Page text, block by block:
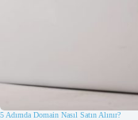
5 Adımda Domain Nasıl Satın Alınır?